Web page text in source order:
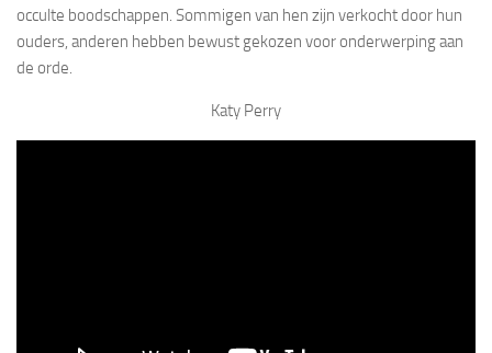
occulte boodschappen. Sommigen van hen zijn verkocht door hun
ouders, anderen hebben bewust gekozen voor onderwerping aan
de orde.
Katy Perry